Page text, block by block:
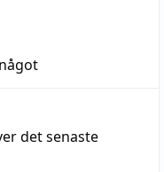
det senaste